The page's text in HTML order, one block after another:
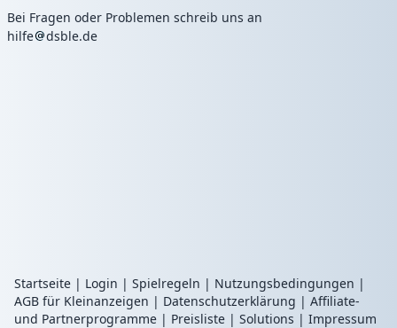
Bei Fragen oder Problemen schreib uns an
hilfe
dsble.de
Startseite | Login | Spielregeln | Nutzungsbedingungen |
AGB für Kleinanzeigen | Datenschutzerklärung | Affiliate-
und Partnerprogramme | Preisliste | Solutions | Impressum